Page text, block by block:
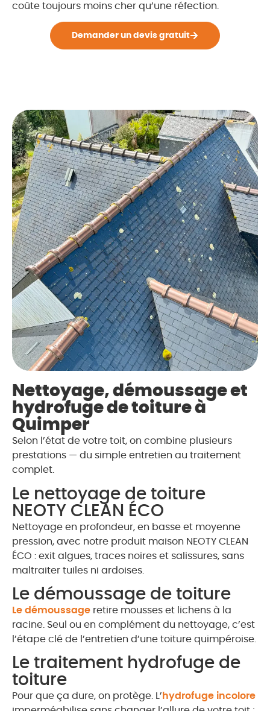
coûte toujours moins cher qu’une réfection.
Demander un devis gratuit
Nettoyage, démoussage et
hydrofuge de toiture à
Quimper
Selon l’état de votre toit, on combine plusieurs
prestations — du simple entretien au traitement
complet.
Le nettoyage de toiture
NEOTY CLEAN ÉCO
Nettoyage en profondeur, en basse et moyenne
pression, avec notre produit maison NEOTY CLEAN
ÉCO : exit algues, traces noires et salissures, sans
maltraiter tuiles ni ardoises.
Le démoussage de toiture
Le démoussage retire mousses et lichens à la
racine. Seul ou en complément du nettoyage, c’est
l’étape clé de l’entretien d’une toiture quimpéroise.
Le traitement hydrofuge de
toiture
Pour que ça dure, on protège. L’ hydrofuge incolore